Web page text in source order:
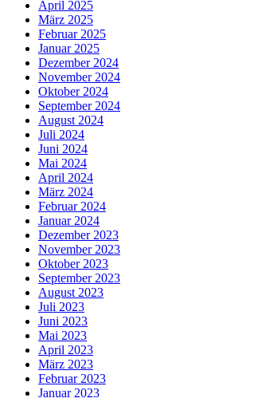
April 2025
März 2025
Februar 2025
Januar 2025
Dezember 2024
November 2024
Oktober 2024
September 2024
August 2024
Juli 2024
Juni 2024
Mai 2024
April 2024
März 2024
Februar 2024
Januar 2024
Dezember 2023
November 2023
Oktober 2023
September 2023
August 2023
Juli 2023
Juni 2023
Mai 2023
April 2023
März 2023
Februar 2023
Januar 2023